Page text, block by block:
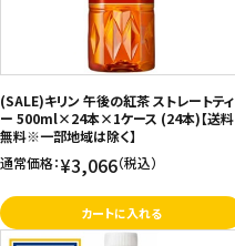
(SALE)キリン 午後の紅茶 ストレートティ
ー 500ml×24本×1ケース (24本)【送料
無料※一部地域は除く】
通常価格：¥3,066（税込）
カートに入れる